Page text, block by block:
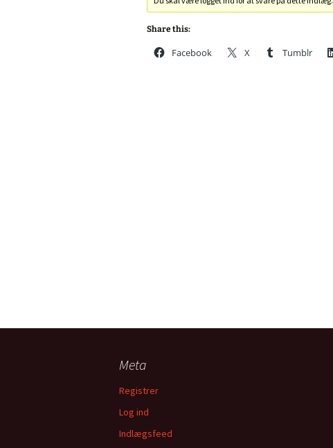
Share this:
Facebook X Tumblr
Meta
Registrer
Log ind
Indlægsfeed